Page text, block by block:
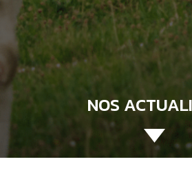
ACCUEIL
NOS